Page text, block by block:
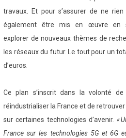
travaux. Et pour s’assurer de ne
également être mis en œuvre en
explorer de nouveaux thèmes de
les réseaux du futur. Le tout pour un
d’euros.
Ce plan s’inscrit dans la volonté
réindustrialiser la France et de
sur certaines technologies d’avenir. «
France sur les technologies 5G et 6G